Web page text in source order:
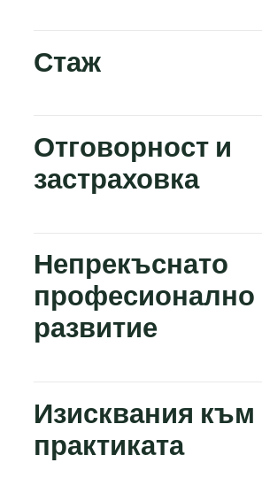
Стаж
Отговорност и
застраховка
Непрекъснато
професионално
развитие
Изисквания към
практиката